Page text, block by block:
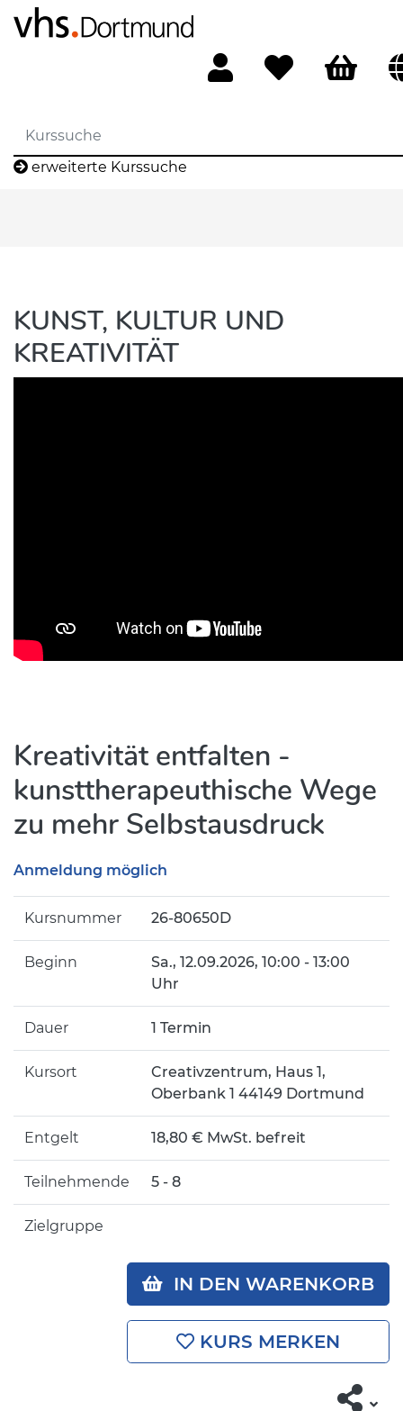
erweiterte Kurssuche
KUNST, KULTUR UND
KREATIVITÄT
Kreativität entfalten -
kunsttherapeuthische Wege
zu mehr Selbstausdruck
Anmeldung möglich
Kursnummer 26-80650D
Beginn Sa., 12.09.2026, 10:00 - 13:00
Uhr
Dauer 1 Termin
Kursort
Creativzentrum, Haus 1,
Oberbank 1 44149 Dortmund
Entgelt 18,80 € MwSt. befreit
Teilnehmende 5 - 8
Zielgruppe
IN DEN WARENKORB
KURS MERKEN